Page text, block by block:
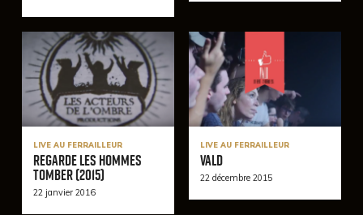
LIVE AU FERRAILLEUR
Regarde Les Hommes
Tomber (2015)
22 janvier 2016
LIVE AU FERRAILLEUR
Vald
22 décembre 2015